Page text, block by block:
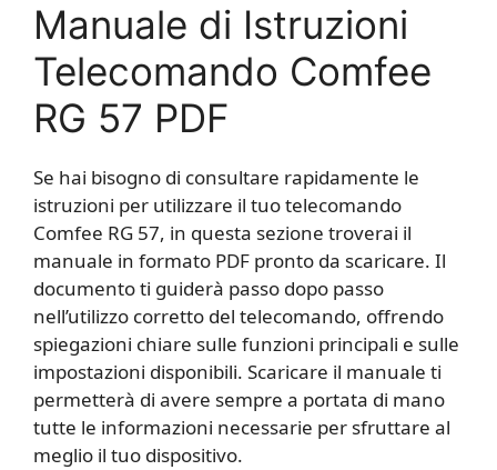
Manuale di Istruzioni
Telecomando Comfee
RG 57 PDF
Se hai bisogno di consultare rapidamente le
istruzioni per utilizzare il tuo telecomando
Comfee RG 57, in questa sezione troverai il
manuale in formato PDF pronto da scaricare. Il
documento ti guiderà passo dopo passo
nell’utilizzo corretto del telecomando, offrendo
spiegazioni chiare sulle funzioni principali e sulle
impostazioni disponibili. Scaricare il manuale ti
permetterà di avere sempre a portata di mano
tutte le informazioni necessarie per sfruttare al
meglio il tuo dispositivo.